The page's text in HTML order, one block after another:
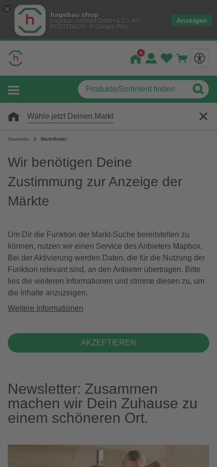
hagebau shop
hagebau connect GmbH & Co. KG
KOSTENLOS- In Google Play
Anzeigen
Wähle jetzt Deinen Markt
Startseite Marktfinder
Wir benötigen Deine
Zustimmung zur Anzeige der
Märkte
Um Dir die Funktion der Markt-Suche bereitstellen zu
können, nutzen wir einen Service des Anbieters Mapbox.
Bei der Aktivierung werden Daten, die für die Nutzung der
Funktion relevant sind, an den Anbieter übertragen. Bitte
lies die weiteren Informationen und stimme diesen zu, um
die Inhalte anzuzeigen.
Weitere Informationen
AKZEPTIEREN
Newsletter: Zusammen
machen wir Dein Zuhause zu
einem schöneren Ort.